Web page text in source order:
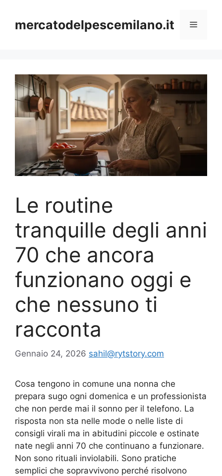
contenuto
mercatodelpescemilano.it Menu
Le routine
tranquille degli anni
70 che ancora
funzionano oggi e
che nessuno ti
racconta
Gennaio 24, 2026 sahil@rytstory.com
Cosa tengono in comune una nonna che
prepara sugo ogni domenica e un professionista
che non perde mai il sonno per il telefono. La
risposta non sta nelle mode o nelle liste di
consigli virali ma in abitudini piccole e ostinate
nate negli anni 70 che continuano a funzionare.
Non sono rituali inviolabili. Sono pratiche
semplici che sopravvivono perché risolvono